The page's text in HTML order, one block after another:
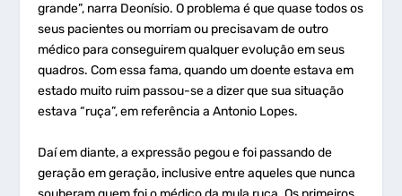
grande”, narra Deonísio. O problema é que quase todos os
seus pacientes ou morriam ou precisavam de outro
médico para conseguirem qualquer evolução em seus
quadros. Com essa fama, quando um doente estava em
estado muito ruim passou-se a dizer que sua situação
estava “ruça”, em referência a Antonio Lopes.
Daí em diante, a expressão pegou e foi passando de
geração em geração, inclusive entre aqueles que nunca